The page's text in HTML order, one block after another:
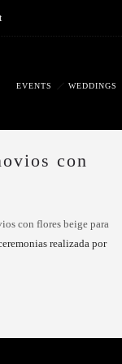
EVENTS WEDDINGS
con
con flores beige para
realizada por